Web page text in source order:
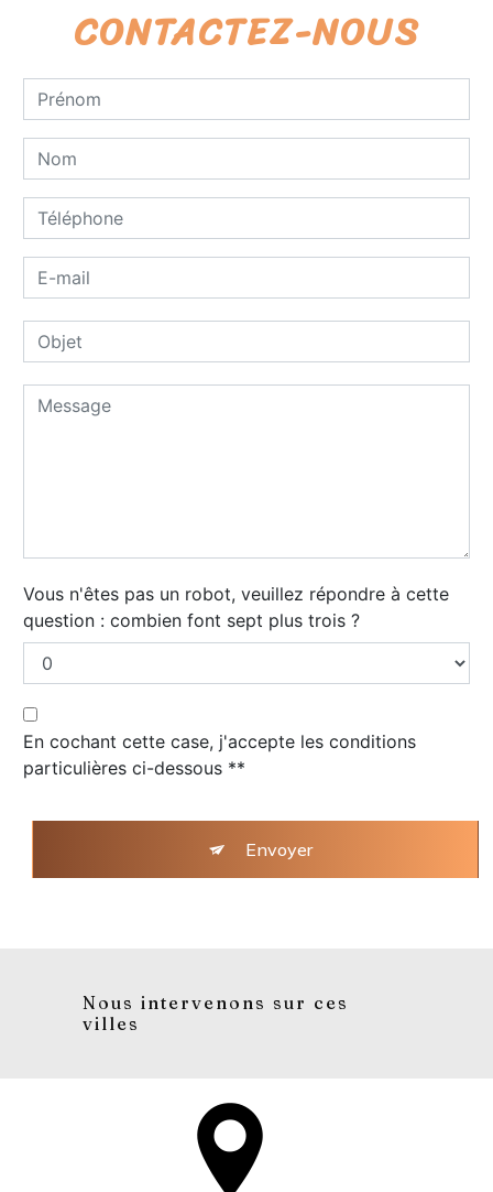
CONTACTEZ-NOUS
Vous n'êtes pas un robot, veuillez répondre à cette
question : combien font sept plus trois ?
En cochant cette case, j'accepte les conditions
particulières ci-dessous **
Envoyer
Nous intervenons sur ces
villes